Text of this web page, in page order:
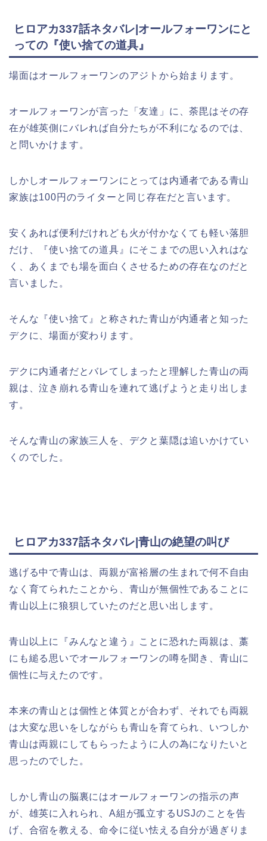
ヒロアカ337話ネタバレ|オールフォーワンにと
っての『使い捨ての道具』
場面はオールフォーワンのアジトから始まります。
オールフォーワンが言った「友達」に、荼毘はその存
在が雄英側にバレれば自分たちが不利になるのでは、
と問いかけます。
しかしオールフォーワンにとっては内通者である青山
家族は100円のライターと同じ存在だと言います。
安くあれば便利だけれども火が付かなくても軽い落胆
だけ、『使い捨ての道具』にそこまでの思い入れはな
く、あくまでも場を面白くさせるための存在なのだと
言いました。
そんな『使い捨て』と称された青山が内通者と知った
デクに、場面が変わります。
デクに内通者だとバレてしまったと理解した青山の両
親は、泣き崩れる青山を連れて逃げようと走り出しま
す。
そんな青山の家族三人を、デクと葉隠は追いかけてい
くのでした。
ヒロアカ337話ネタバレ|青山の絶望の叫び
逃げる中で青山は、両親が富裕層の生まれで何不自由
なく育てられたことから、青山が無個性であることに
青山以上に狼狽していたのだと思い出します。
青山以上に『みんなと違う』ことに恐れた両親は、藁
にも縋る思いでオールフォーワンの噂を聞き、青山に
個性に与えたのです。
本来の青山とは個性と体質とが合わず、それでも両親
は大変な思いをしながらも青山を育てられ、いつしか
青山は両親にしてもらったように人の為になりたいと
思ったのでした。
しかし青山の脳裏にはオールフォーワンの指示の声
が、雄英に入れられ、A組が孤立するUSJのことを告
げ、合宿を教える、命令に従い怯える自分が過ぎりま